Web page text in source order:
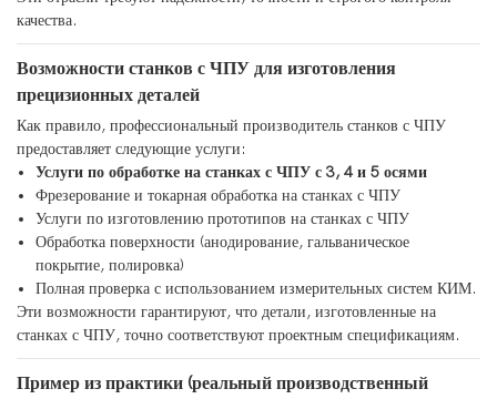
качества.
Возможности станков с ЧПУ для изготовления
прецизионных деталей
Как правило, профессиональный производитель станков с ЧПУ
предоставляет следующие услуги:
Услуги по обработке на станках с ЧПУ с 3, 4 и 5 осями
Фрезерование и токарная обработка на станках с ЧПУ
Услуги по изготовлению прототипов на станках с ЧПУ
Обработка поверхности (анодирование, гальваническое
покрытие, полировка)
Полная проверка с использованием измерительных систем КИМ.
Эти возможности гарантируют, что детали, изготовленные на
станках с ЧПУ, точно соответствуют проектным спецификациям.
Пример из практики (реальный производственный